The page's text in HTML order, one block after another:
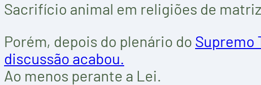
Sacrifício animal em religiões de
Porém, depois do plenário do Supremo
discussão acabou.
Ao menos perante a Lei.